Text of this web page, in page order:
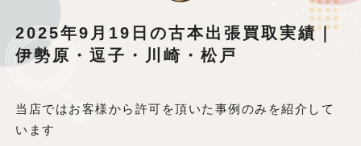
2025年9月19日の古本出張買取実績｜
伊勢原・逗子・川崎・松戸
当店ではお客様から許可を頂いた事例のみを紹介して
います